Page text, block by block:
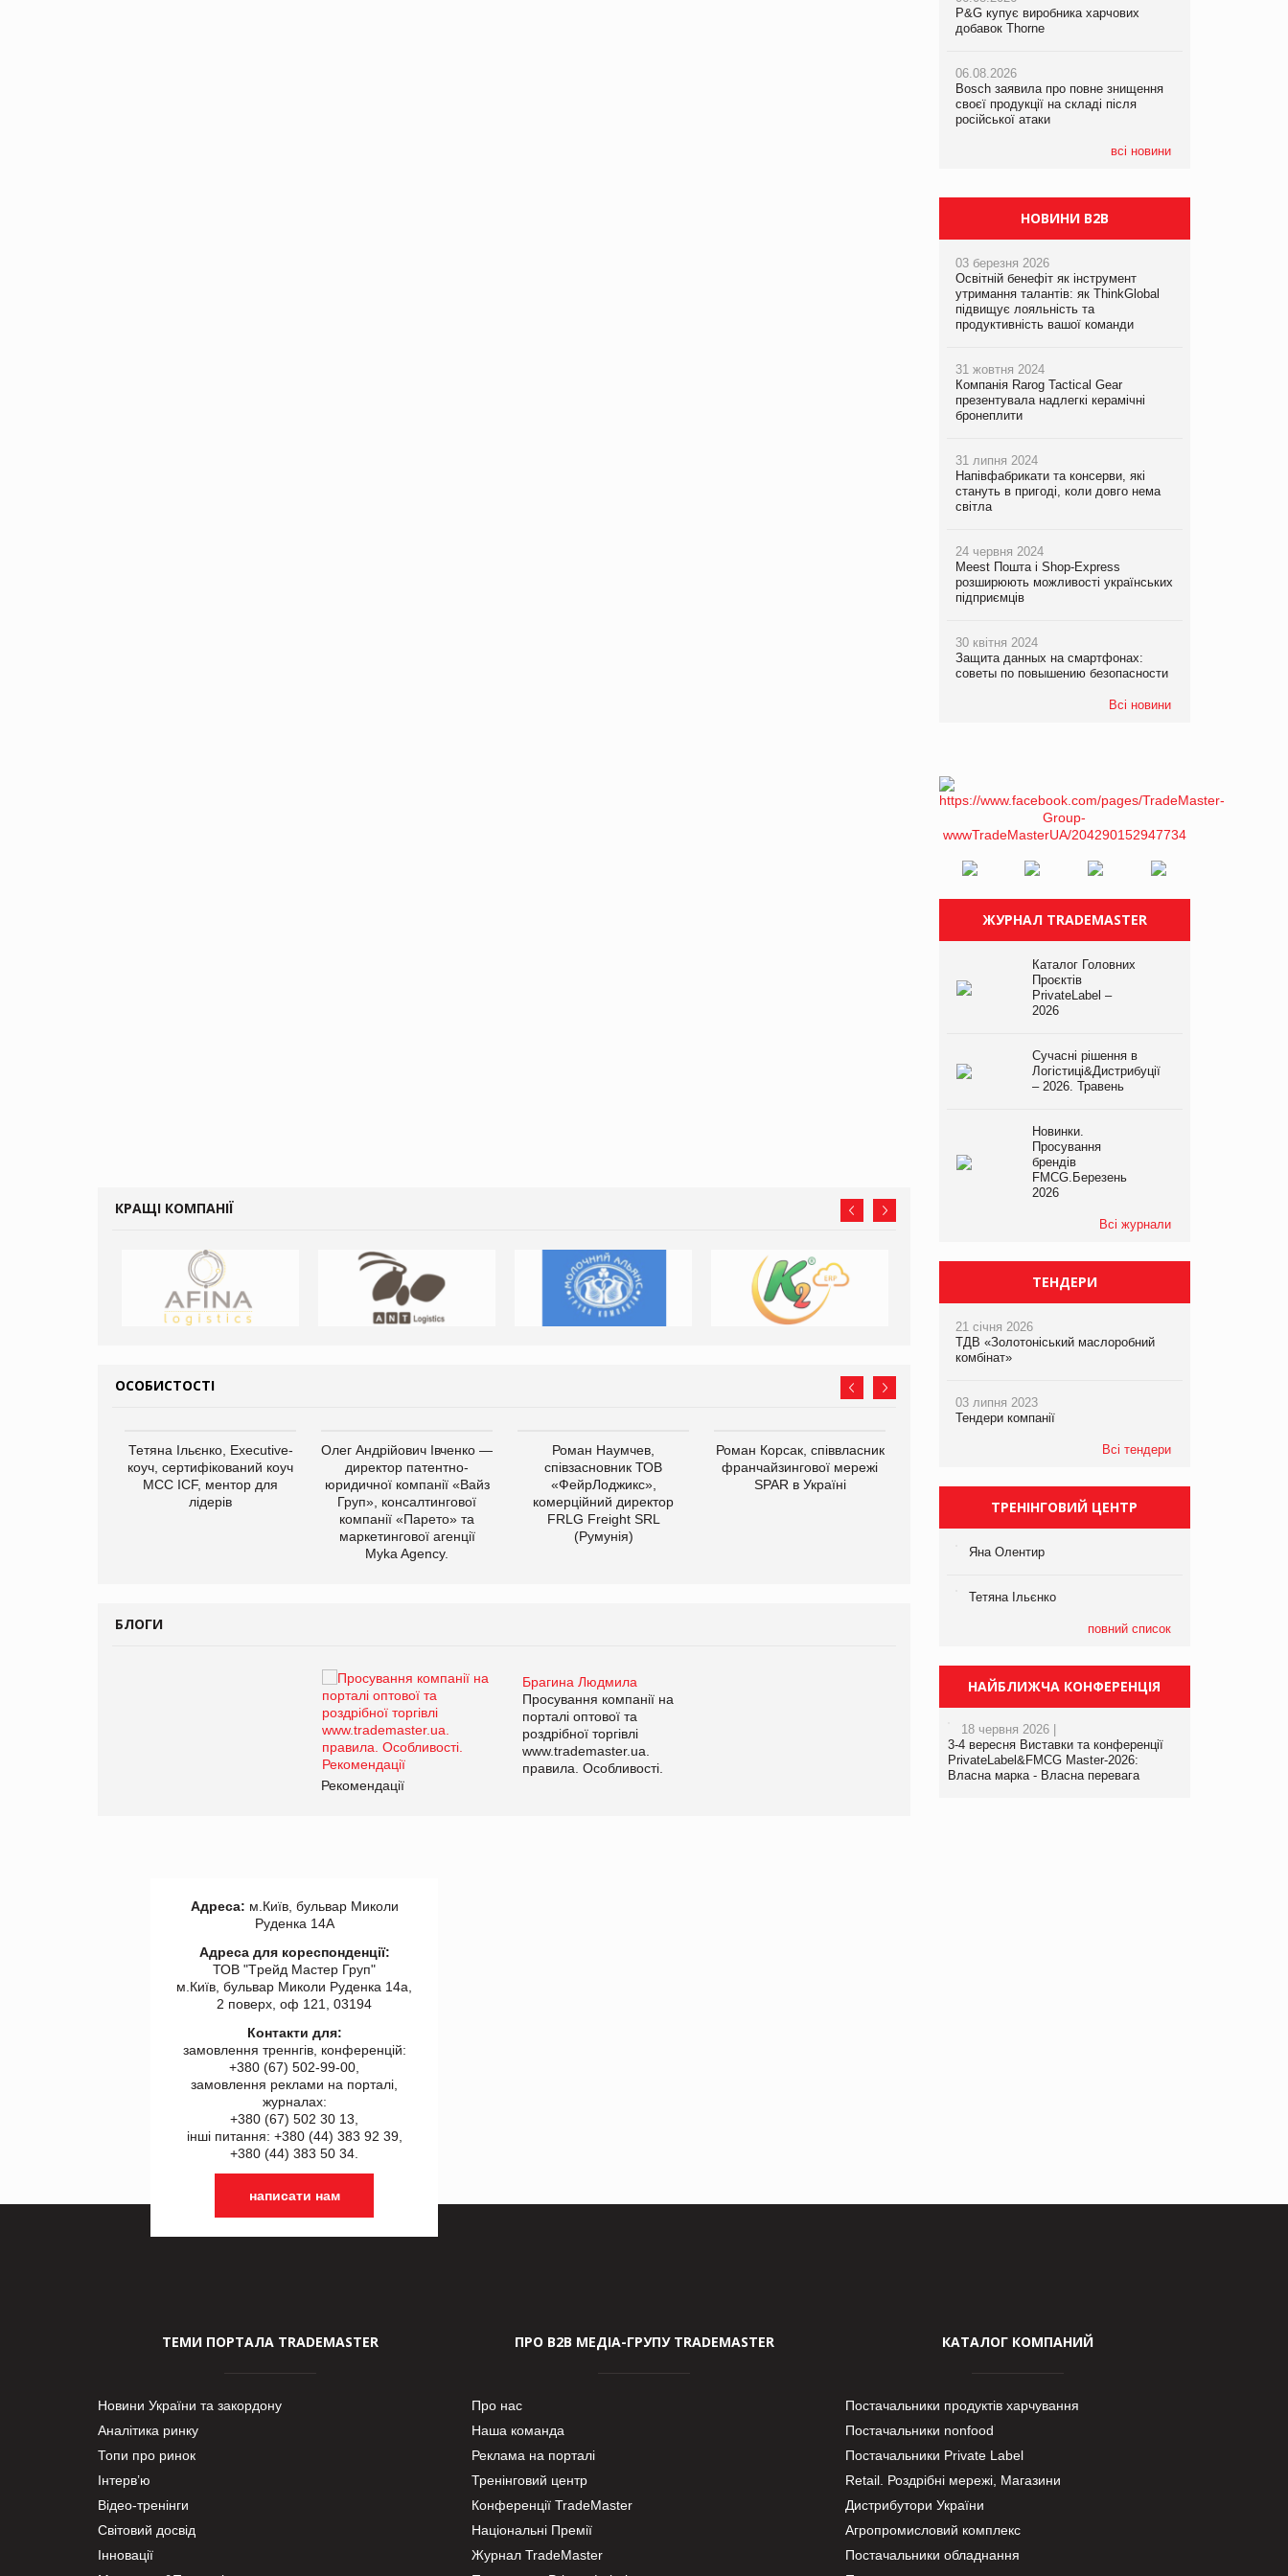
КРАЩІ КОМПАНІЇ
ОСОБИСТОСТІ
Тетяна Ільєнко, Executive-
коуч, сертифікований коуч
МСС ICF, ментор для
лідерів
Олег Андрійович Івченко —
директор патентно-
юридичної компанії «Вайз
Груп», консалтингової
компанії «Парето» та
маркетингової агенції
Myka Agency.
Роман Наумчев,
співзасновник ТОВ
«ФейрЛоджикс»,
комерційний директор
FRLG Freight SRL
(Румунія)
Роман Корсак, співвласник
франчайзингової мережі
SPAR в Україні
департаменту з
виробництва
Яна Сараніна, директор
БЛОГИ
Брагина Людмила
Просування компанії на
порталі оптової та
роздрібної торгівлі
www.trademaster.ua.
правила. Особливості.
Рекомендації
Брагина Людмила
роздрібної торгівлі
www.trademaster.ua.
правила. Особливості.
P&G купує виробника харчових
добавок Thorne
06.08.2026
Bosch заявила про повне знищення
своєї продукції на складі після
російської атаки
всі новини
у VARUS з’явилися новинки від ТМ
ТОКЕРИ
Сергій Лісунов про заморожені
P&G купує виробника харчових
добавок Thorne
06.08.2026
Bosch заявила про повне знищення
своєї продукції на складі після
російської атаки
НОВИНИ B2B
03 березня 2026
Освітній бенефіт як інструмент
утримання талантів: як ThinkGlobal
підвищує лояльність та
продуктивність вашої команди
31 жовтня 2024
Компанія Rarog Tactical Gear
презентувала надлегкі керамічні
бронеплити
31 липня 2024
Напівфабрикати та консерви, які
стануть в пригоді, коли довго нема
світла
24 червня 2024
Meest Пошта і Shop-Express
розширюють можливості українських
підприємців
30 квітня 2024
Защита данных на смартфонах:
советы по повышению безопасности
Всі новини
ЖУРНАЛ TRADEMASTER
Каталог Головних
Проєктів
PrivateLabel –
2026
Сучасні рішення в
Логістиці&Дистрибуції
– 2026. Травень
Новинки.
Просування
брендів
FMCG.Березень
2026
Всі журнали
ТЕНДЕРИ
21 січня 2026
ТДВ «Золотоніський маслоробний
комбінат»
03 липня 2023
Тендери компанії
Всі тендери
ТРЕНІНГОВИЙ ЦЕНТР
Яна Олентир
Тетяна Ільєнко
повний список
НАЙБЛИЖЧА КОНФЕРЕНЦІЯ
18 червня 2026 |
3-4 вересня Виставки та конференції
PrivateLabel&FMCG Master-2026:
Власна марка - Власна перевага
Адреса: м.Київ, бульвар Миколи
Руденка 14А
Адреса для кореспонденції:
ТОВ "Tрейд Мастер Груп"
м.Київ, бульвар Миколи Руденка 14а,
2 поверх, оф 121, 03194
Контакти для:
замовлення треннгів, конференцій:
+380 (67) 502-99-00,
замовлення реклами на порталі,
журналах:
+380 (67) 502 30 13,
інші питання: +380 (44) 383 92 39,
+380 (44) 383 50 34.
написати нам
ТЕМИ ПОРТАЛА TRADEMASTER
Новини України та закордону
Аналітика ринку
Топи про ринок
Інтерв’ю
Відео-тренінги
Світовий досвід
Інновації
ПРО В2В МЕДІА-ГРУПУ TRADEMASTER
Про нас
Наша команда
Реклама на порталі
Тренінговий центр
Конференції TradeMaster
Національні Премії
Журнал TradeMaster
КАТАЛОГ КОМПАНИЙ
Постачальники продуктів харчування
Постачальники nonfood
Постачальники Private Label
Retail. Роздрібні мережі, Магазини
Дистрибутори України
Агропромисловий комплекс
Постачальники обладнання